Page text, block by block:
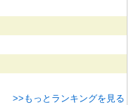
>>もっとランキングを見る